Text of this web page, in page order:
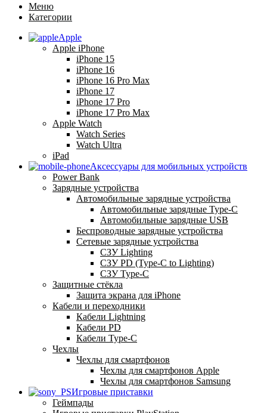
Меню
Категории
Apple
Apple iPhone
iPhone 15
iPhone 16
iPhone 16 Pro Max
iPhone 17
iPhone 17 Pro
iPhone 17 Pro Max
Apple Watch
Watch Series
Watch Ultra
iPad
Аксессуары для мобильных устройств
Power Bank
Зарядные устройства
Автомобильные зарядные устройства
Автомобильные зарядные Type-C
Автомобильные зарядные USB
Беспроводные зарядные устройства
Сетевые зарядные устройства
СЗУ Lighting
СЗУ PD (Type-C to Lighting)
СЗУ Type-C
Защитные стёкла
Защита экрана для iPhone
Кабели и переходники
Кабели Lightning
Кабели PD
Кабели Type-C
Чехлы
Чехлы для смартфонов
Чехлы для смартфонов Apple
Чехлы для смартфонов Samsung
Игровые приставки
Геймпады